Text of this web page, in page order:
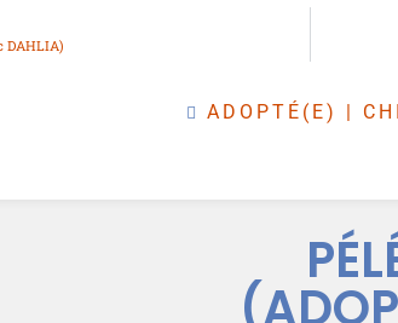
DAHLIA)
ADOPTÉ(E) |